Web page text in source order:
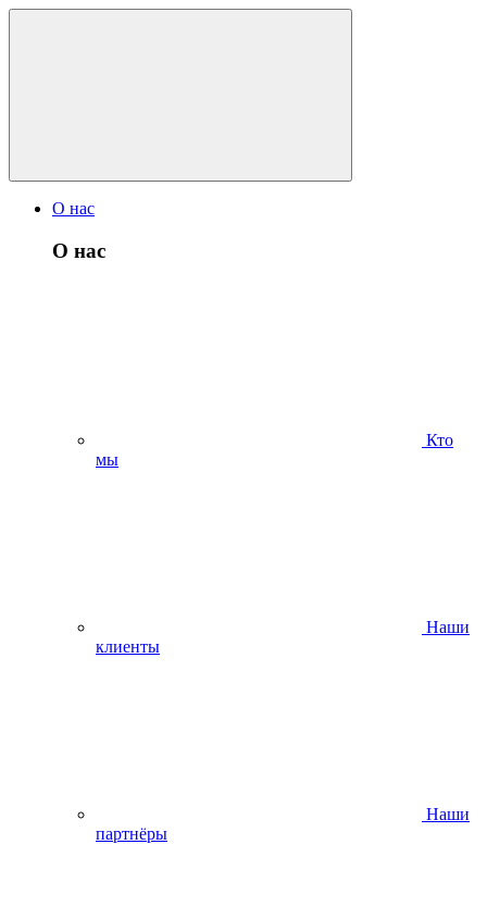
О нас
О нас
Кто
мы
Наши
клиенты
Наши
партнёры